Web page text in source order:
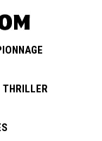
THRILLER